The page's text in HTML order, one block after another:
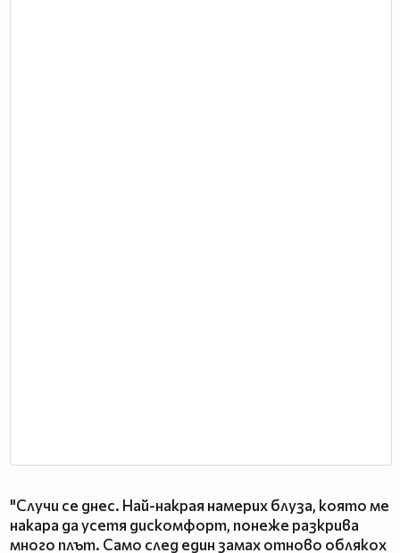
"Случи се днес. Най-накрая намерих блуза, която ме
накара да усетя дискомфорт, понеже разкрива
много плът. Само след един замах отново облякох